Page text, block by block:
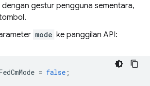
dengan gestur pengguna sementara,
mode ke panggilan API:
= false ;